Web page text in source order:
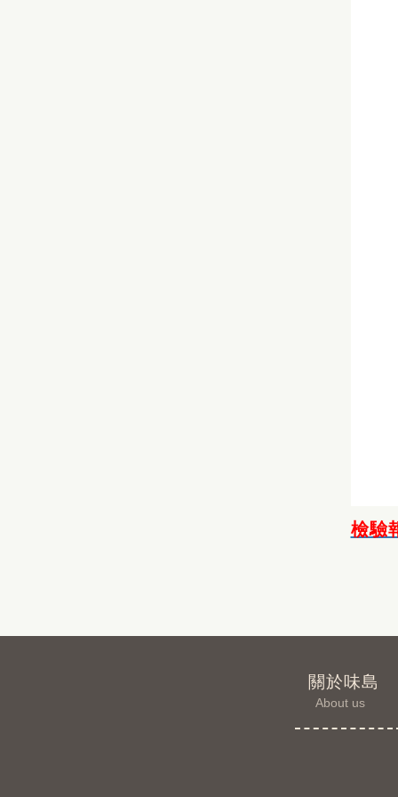
檢驗
關於味島
About us